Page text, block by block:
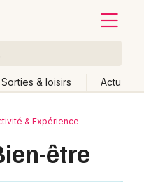
Sorties & loisirs Actu
& Expérience
être
Près de moi